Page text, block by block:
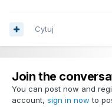
Cytuj
Join the
You can post now and
account, sign in now to